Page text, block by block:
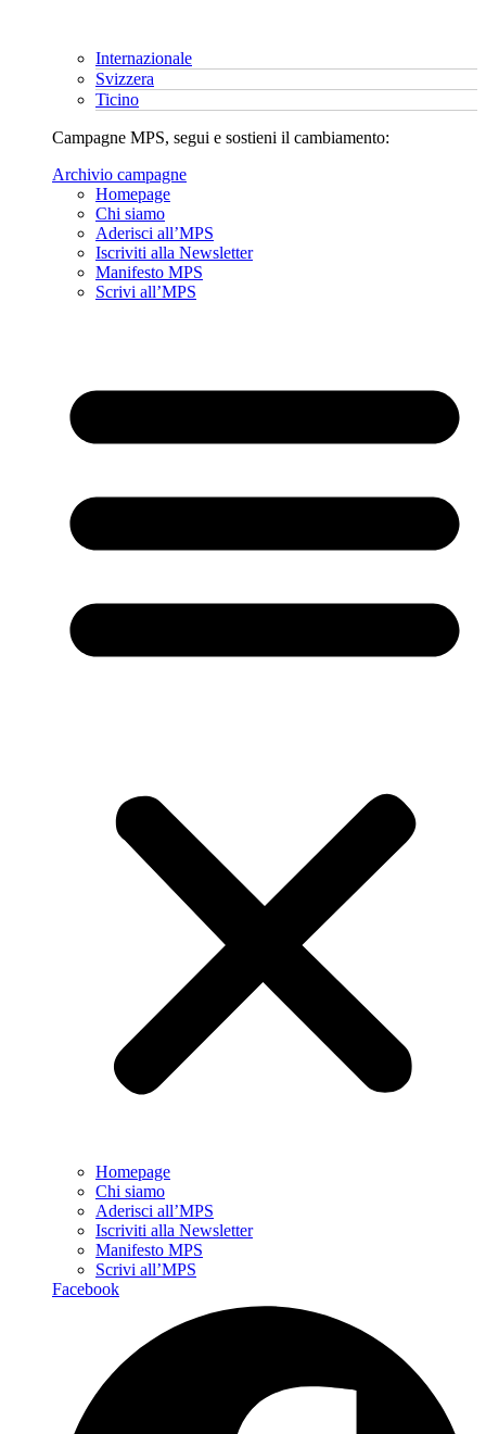
Internazionale
Svizzera
Ticino
Campagne MPS, segui e sostieni il cambiamento:
Archivio campagne
Homepage
Chi siamo
Aderisci all’MPS
Iscriviti alla Newsletter
Manifesto MPS
Scrivi all’MPS
Homepage
Chi siamo
Aderisci all’MPS
Iscriviti alla Newsletter
Manifesto MPS
Scrivi all’MPS
Facebook